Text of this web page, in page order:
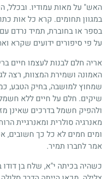
האש" על מאות עמודיו. ובכלל,
במגוון תחומים. קרא כל אות
בספר או בחוברת, תמיד נרדם
על פי סיפורים ידועים שקרא
אריה חלם לבנות לעצמו חיים
האמונה ושמירת המצוות, רצה
שמחוץ למושבה, בחיק הטבע,
שיקים. חלם על חיים ללא
ולהפיק חשמל בדרכים שאינן
מאנרגיה סולרית ומאנרגיית
ומים חמים לא כל כך חשובים,
אמר לחברו תמיר.
כשהיה בכיתה י"א, שלח בן